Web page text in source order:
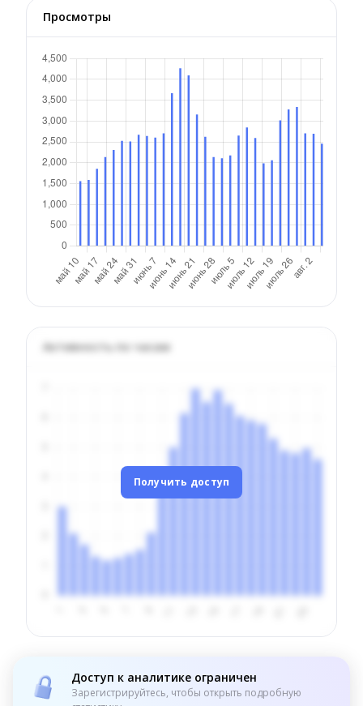
Просмотры
Активность по часам
Получить доступ
Доступ к аналитике ограничен
Зарегистрируйтесь, чтобы открыть подробную